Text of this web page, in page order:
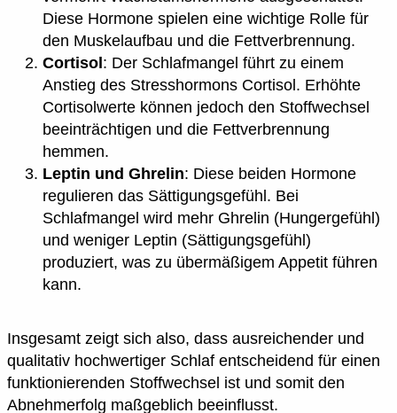
Diese Hormone spielen eine wichtige Rolle für
den Muskelaufbau und die Fettverbrennung.
Cortisol : Der Schlafmangel führt zu einem
Anstieg des Stresshormons Cortisol. Erhöhte
Cortisolwerte können jedoch den Stoffwechsel
beeinträchtigen und die Fettverbrennung
hemmen.
Leptin und Ghrelin: Diese beiden Hormone
regulieren das Sättigungsgefühl. Bei
Schlafmangel wird mehr Ghrelin (Hungergefühl)
und weniger Leptin (Sättigungsgefühl)
produziert, was zu übermäßigem Appetit führen
kann.
Insgesamt zeigt sich also, dass ausreichender und
qualitativ hochwertiger Schlaf entscheidend für einen
funktionierenden Stoffwechsel ist und somit den
Abnehmerfolg maßgeblich beeinflusst.